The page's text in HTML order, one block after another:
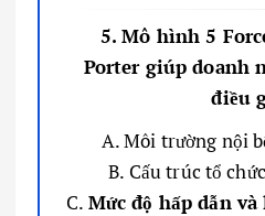
5. Mô hình 5
Porter giúp doanh
điều
A. Môi trường nội
B. Cấu trúc tổ
C. Mức độ hấp dẫn